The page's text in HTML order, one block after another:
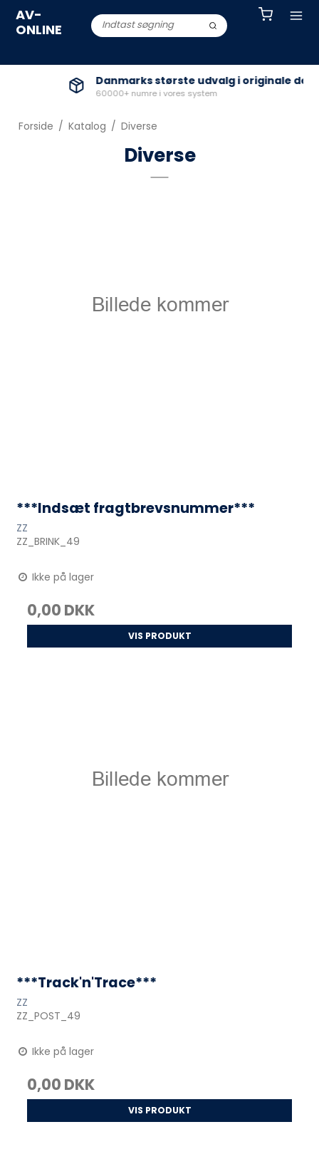
AV-
ONLINE
Danmarks største udvalg i originale dele
60000+ numre i vores system
Forside / Katalog / Diverse
Diverse
***Indsæt fragtbrevsnummer***
ZZ
ZZ_BRINK_49
Ikke på lager
0,00 DKK
VIS PRODUKT
***Track'n'Trace***
ZZ
ZZ_POST_49
Ikke på lager
0,00 DKK
VIS PRODUKT